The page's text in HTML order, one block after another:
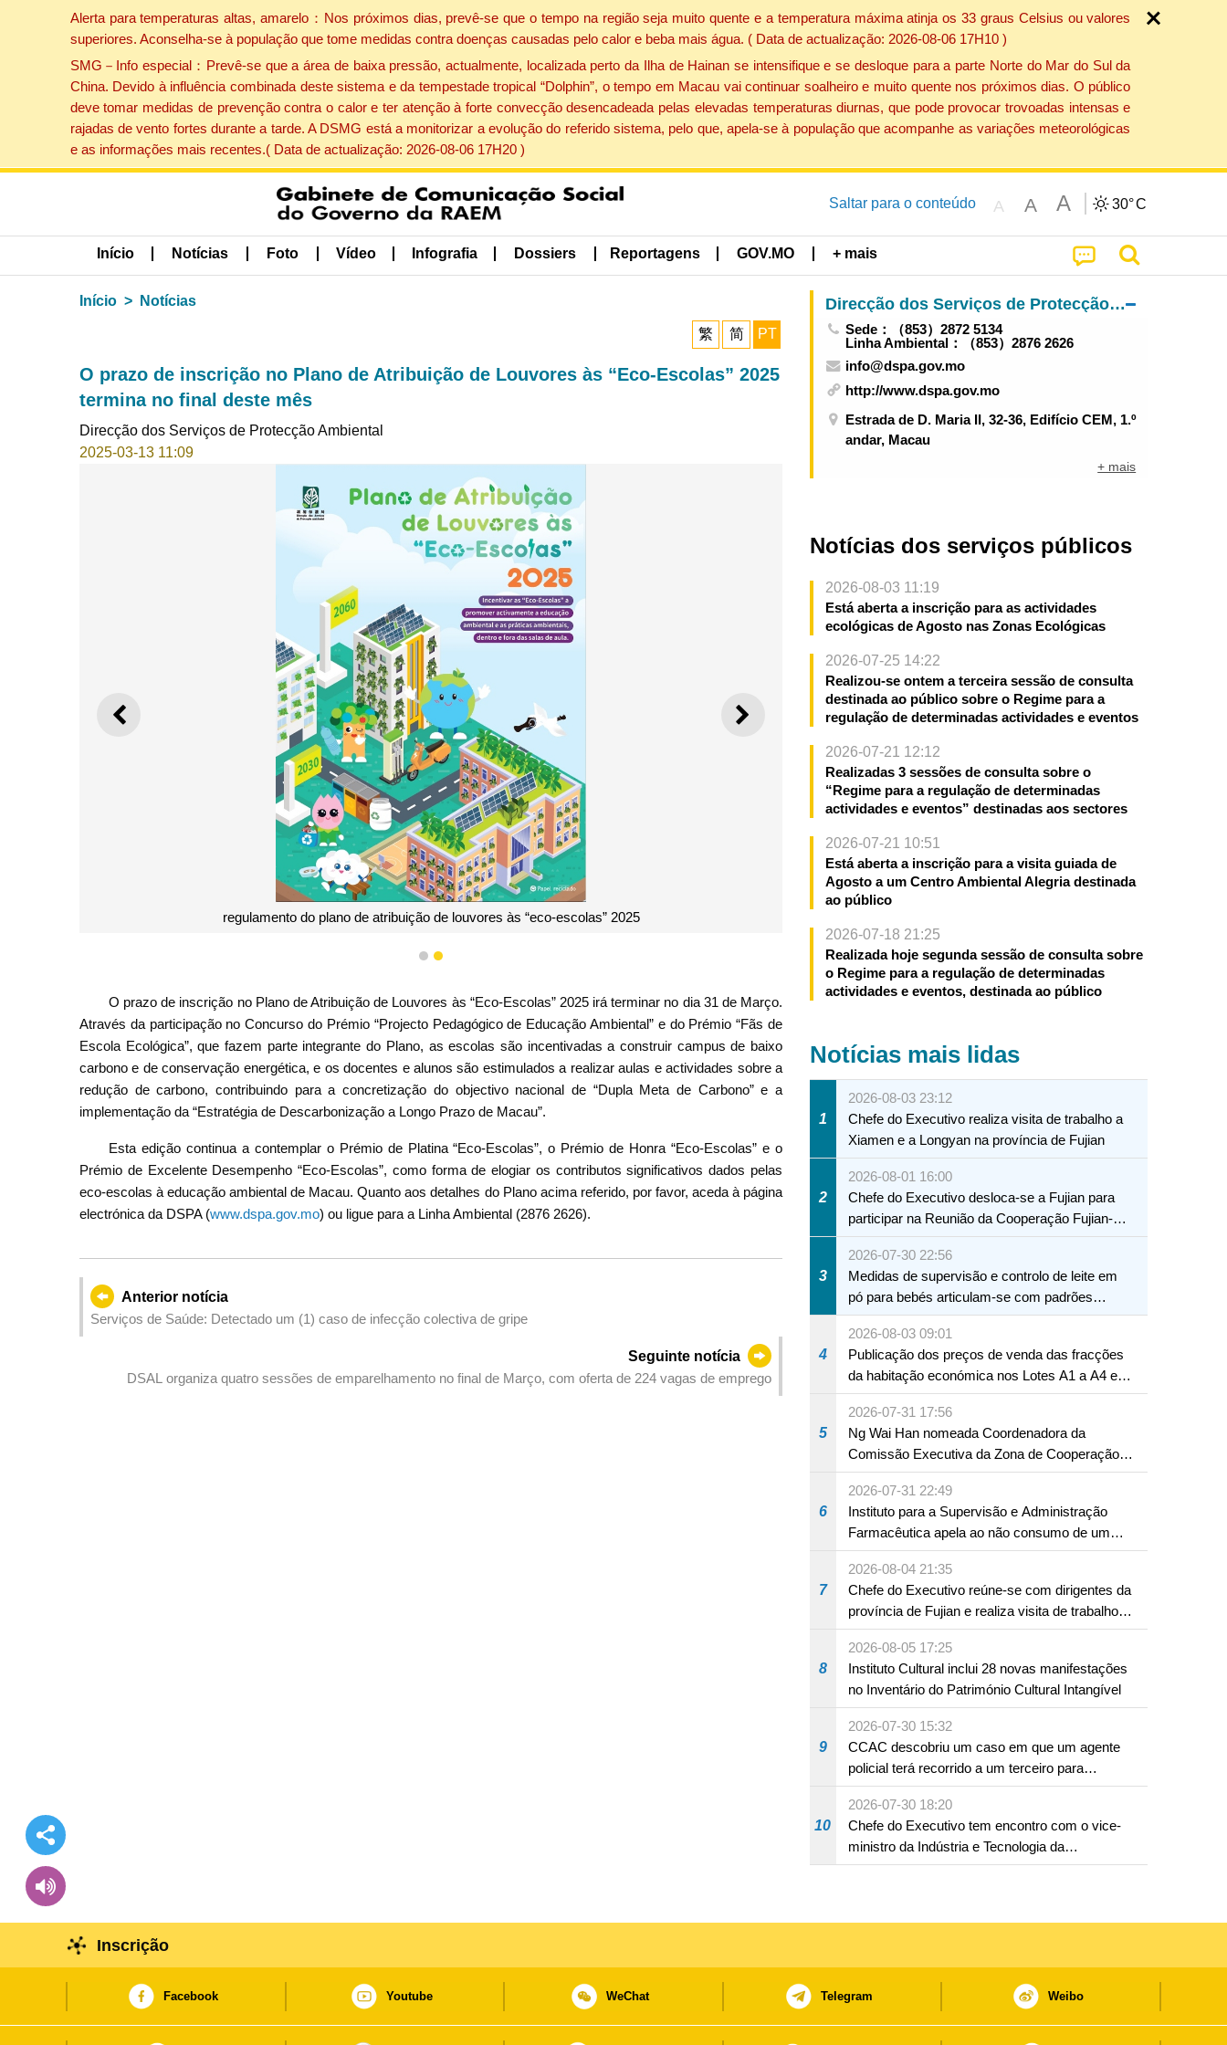
Alerta para temperaturas altas, amarelo：Nos próximos dias, prevê-se que o tempo na região seja muito quente e a temperatura máxima atinja os 33 graus Celsius ou valores
superiores. Aconselha-se à população que tome medidas contra doenças causadas pelo calor e beba mais água. ( Data de actualização: 2026-08-06 17H10 )
SMG－Info especial：Prevê-se que a área de baixa pressão, actualmente, localizada perto da Ilha de Hainan se intensifique e se desloque para a parte Norte do Mar do Sul da
China. Devido à influência combinada deste sistema e da tempestade tropical “Dolphin”, o tempo em Macau vai continuar soalheiro e muito quente nos próximos dias. O público
deve tomar medidas de prevenção contra o calor e ter atenção à forte convecção desencadeada pelas elevadas temperaturas diurnas, que pode provocar trovoadas intensas e
rajadas de vento fortes durante a tarde. A DSMG está a monitorizar a evolução do referido sistema, pelo que, apela-se à população que acompanhe as variações meteorológicas
e as informações mais recentes.( Data de actualização: 2026-08-06 17H20 )
Saltar para o conteúdo A A A 30°C
Início Notícias Foto Vídeo Infografia Dossiers Reportagens GOV.MO + mais
Início Notícias
繁 简 PT
O prazo de inscrição no Plano de Atribuição de Louvores às “Eco-Escolas” 2025
termina no final deste mês
Direcção dos Serviços de Protecção Ambiental
2025-03-13 11:09
ANTERIOR SEGUINTE
regulamento do plano de atribuição de louvores às “eco-escolas” 2025
1 2
O prazo de inscrição no Plano de Atribuição de Louvores às “Eco-Escolas” 2025 irá terminar no dia 31 de Março.
Através da participação no Concurso do Prémio “Projecto Pedagógico de Educação Ambiental” e do Prémio “Fãs de
Escola Ecológica”, que fazem parte integrante do Plano, as escolas são incentivadas a construir campus de baixo
carbono e de conservação energética, e os docentes e alunos são estimulados a realizar aulas e actividades sobre a
redução de carbono, contribuindo para a concretização do objectivo nacional de “Dupla Meta de Carbono” e a
implementação da “Estratégia de Descarbonização a Longo Prazo de Macau”.
Esta edição continua a contemplar o Prémio de Platina “Eco-Escolas”, o Prémio de Honra “Eco-Escolas” e o
Prémio de Excelente Desempenho “Eco-Escolas”, como forma de elogiar os contributos significativos dados pelas
eco-escolas à educação ambiental de Macau. Quanto aos detalhes do Plano acima referido, por favor, aceda à página
electrónica da DSPA (www.dspa.gov.mo) ou ligue para a Linha Ambiental (2876 2626).
Anterior notícia
Serviços de Saúde: Detectado um (1) caso de infecção colectiva de gripe
Seguinte notícia
DSAL organiza quatro sessões de emparelhamento no final de Março, com oferta de 224 vagas de emprego
Direcção dos Serviços de Protecção Ambiental
Sede：（853）2872 5134
Linha Ambiental：（853）2876 2626
info@dspa.gov.mo
http://www.dspa.gov.mo
Estrada de D. Maria II, 32-36, Edifício CEM, 1.º
andar, Macau
+ mais
Notícias dos serviços públicos
2026-08-03 11:19
Está aberta a inscrição para as actividades
ecológicas de Agosto nas Zonas Ecológicas
2026-07-25 14:22
Realizou-se ontem a terceira sessão de consulta
destinada ao público sobre o Regime para a
regulação de determinadas actividades e eventos
2026-07-21 12:12
Realizadas 3 sessões de consulta sobre o
“Regime para a regulação de determinadas
actividades e eventos” destinadas aos sectores
2026-07-21 10:51
Está aberta a inscrição para a visita guiada de
Agosto a um Centro Ambiental Alegria destinada
ao público
2026-07-18 21:25
Realizada hoje segunda sessão de consulta sobre
o Regime para a regulação de determinadas
actividades e eventos, destinada ao público
Notícias mais lidas
1
2026-08-03 23:12
Chefe do Executivo realiza visita de trabalho a
Xiamen e a Longyan na província de Fujian
2
2026-08-01 16:00
Chefe do Executivo desloca-se a Fujian para
participar na Reunião da Cooperação Fujian-
Macau
3
2026-07-30 22:56
Medidas de supervisão e controlo de leite em
pó para bebés articulam-se com padrões
internacionais Serviços interdepartamentais
envidam esforços para assegurar a saúde dos
bebés e crianças, assim como a segurança
alimentar
4
2026-08-03 09:01
Publicação dos preços de venda das fracções
da habitação económica nos Lotes A1 a A4 e
A12 da Zona A dos Novos Aterros
5
2026-07-31 17:56
Ng Wai Han nomeada Coordenadora da
Comissão Executiva da Zona de Cooperação
Aprofundada entre Guangdong e Macau em
Hengqin
6
2026-07-31 22:49
Instituto para a Supervisão e Administração
Farmacêutica apela ao não consumo de um
produto com substâncias medicamentosas
ocidentais
7
2026-08-04 21:35
Chefe do Executivo reúne-se com dirigentes da
província de Fujian e realiza visita de trabalho
em Fuzhou
8
2026-08-05 17:25
Instituto Cultural inclui 28 novas manifestações
no Inventário do Património Cultural Intangível
9
2026-07-30 15:32
CCAC descobriu um caso em que um agente
policial terá recorrido a um terceiro para
assumir por si a culpa na sequência de uma
infracção rodoviária
10
2026-07-30 18:20
Chefe do Executivo tem encontro com o vice-
ministro da Indústria e Tecnologia da
Informação
Inscrição
Facebook Youtube WeChat Telegram Weibo